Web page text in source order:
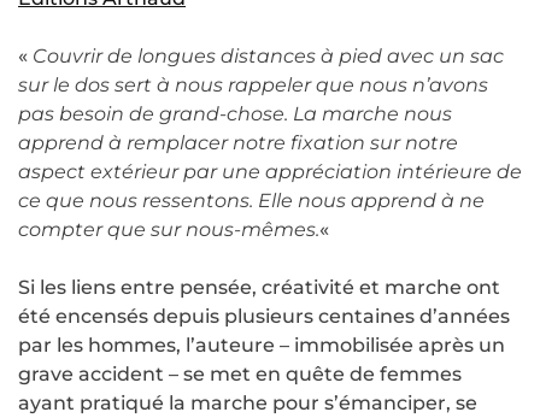
« Couvrir de longues distances à pied avec un sac
sur le dos sert à nous rappeler que nous n’avons
pas besoin de grand-chose. La marche nous
apprend à remplacer notre fixation sur notre
aspect extérieur par une appréciation intérieure de
ce que nous ressentons. Elle nous apprend à ne
compter que sur nous-mêmes.«
Si les liens entre pensée, créativité et marche ont
été encensés depuis plusieurs centaines d’années
par les hommes, l’auteure – immobilisée après un
grave accident – se met en quête de femmes
ayant pratiqué la marche pour s’émanciper, se